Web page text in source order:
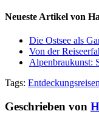
Neueste Artikel von
Die Ostsee als
Von der
Alpenbraukunst:
Tags: Entdeckungsreisen
Geschrieben von